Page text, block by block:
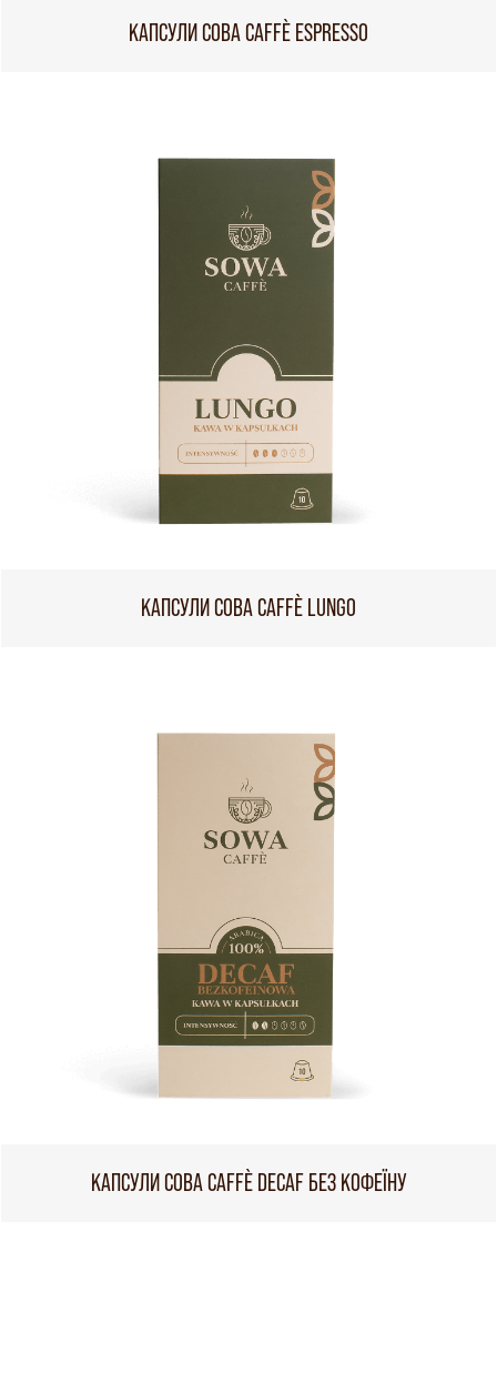
КАПСУЛИ СОВА CAFFÈ ESPRESSO
КАПСУЛИ СОВА CAFFÈ LUNGO
КАПСУЛИ СОВА CAFFÈ DECAF БЕЗ КОФЕЇНУ